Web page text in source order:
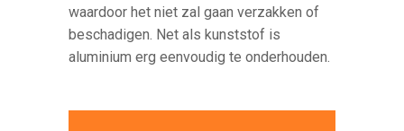
waardoor het niet zal gaan verzakken of
beschadigen. Net als kunststof is
aluminium erg eenvoudig te onderhouden.